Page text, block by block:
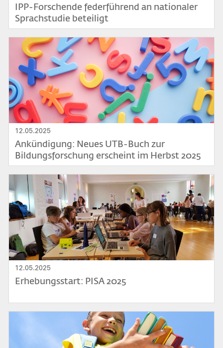
IPP-Forschende federführend an nationaler
Sprachstudie beteiligt
12.05.2025
Ankündigung: Neues UTB-Buch zur
Bildungsforschung erscheint im Herbst 2025
12.05.2025
Erhebungsstart: PISA 2025